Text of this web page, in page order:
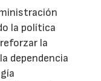
la política
la
dependencia